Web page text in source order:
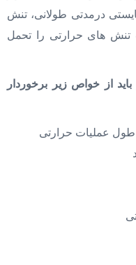
درمدتی طولانی، تنش
تنش های حرارتی را تحمل
از خواص زیر برخوردار
طول عملیات حرارتی